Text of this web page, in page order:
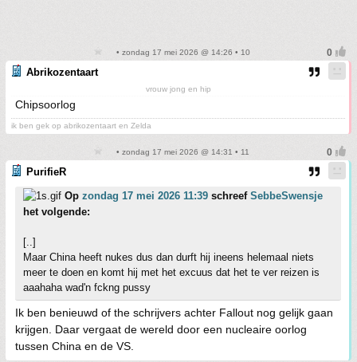
• zondag 17 mei 2026 @ 14:26 • 10
Abrikozentaart
vrouw jong en hip
Chipsoorlog
ik ben gek op abrikozentaart en Zelda
• zondag 17 mei 2026 @ 14:31 • 11
PurifieR
Op zondag 17 mei 2026 11:39 schreef SebbeSwensje
het volgende:
[..]
Maar China heeft nukes dus dan durft hij ineens helemaal niets
meer te doen en komt hij met het excuus dat het te ver reizen is
aaahaha wad'n fckng pussy
Ik ben benieuwd of the schrijvers achter Fallout nog gelijk gaan
krijgen. Daar vergaat de wereld door een nucleaire oorlog
tussen China en de VS.